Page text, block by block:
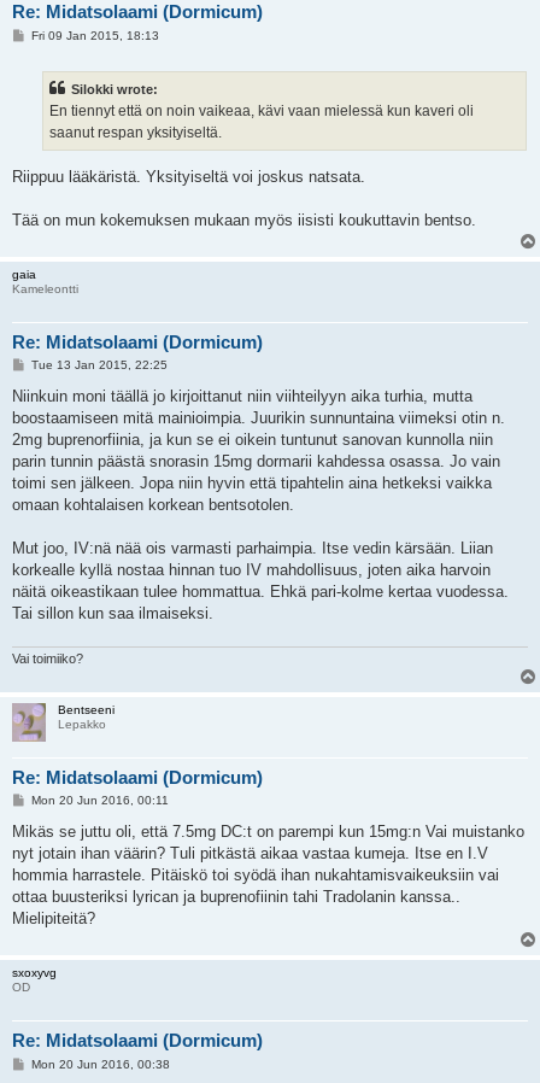
Re: Midatsolaami (Dormicum)
PFri 09 Jan 2015, 18:13
Silokki wrote:
En tiennyt että on noin vaikeaa, kävi vaan mielessä kun kaveri oli
saanut respan yksityiseltä.
Riippuu lääkäristä. Yksityiseltä voi joskus natsata.
Tää on mun kokemuksen mukaan myös iisisti koukuttavin bentso.
gaia
Kameleontti
Re: Midatsolaami (Dormicum)
P
s
Tue 13 Jan 2015, 22:25
Niinkuin moni täällä jo kirjoittanut niin viihteilyyn aika turhia, mutta
boostaamiseen mitä mainioimpia. Juurikin sunnuntaina viimeksi otin n.
2mg buprenorfiinia, ja kun se ei oikein tuntunut sanovan kunnolla niin
parin tunnin päästä snorasin 15mg dormarii kahdessa osassa. Jo vain
toimi sen jälkeen. Jopa niin hyvin että tipahtelin aina hetkeksi vaikka
omaan kohtalaisen korkean bentsotolen.
Mut joo, IV:nä nää ois varmasti parhaimpia. Itse vedin kärsään. Liian
korkealle kyllä nostaa hinnan tuo IV mahdollisuus, joten aika harvoin
näitä oikeastikaan tulee hommattua. Ehkä pari-kolme kertaa vuodessa.
Tai sillon kun saa ilmaiseksi.
Vai toimiiko?
Bentseeni
Lepakko
Re: Midatsolaami (Dormicum)
P
s
Mon 20 Jun 2016, 00:11
Mikäs se juttu oli, että 7.5mg DC:t on parempi kun 15mg:n Vai muistanko
nyt jotain ihan väärin? Tuli pitkästä aikaa vastaa kumeja. Itse en I.V
hommia harrastele. Pitäiskö toi syödä ihan nukahtamisvaikeuksiin vai
ottaa buusteriksi lyrican ja buprenofiinin tahi Tradolanin kanssa..
Mielipiteitä?
sxoxyvg
OD
Re: Midatsolaami (Dormicum)
PMon 20 Jun 2016, 00:38